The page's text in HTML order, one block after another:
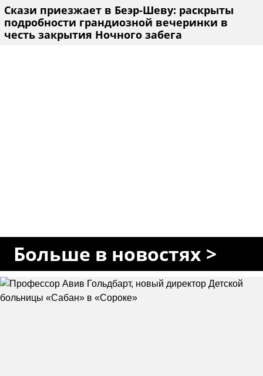
Скази приезжает в Беэр-Шеву: раскрыты
подробности грандиозной вечеринки в
честь закрытия Ночного забега
Больше в новостях >